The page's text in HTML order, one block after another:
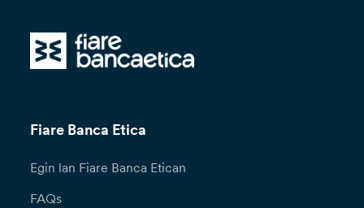
Fiare Banca Etica
Egin lan Fiare Banca Etican
FAQs